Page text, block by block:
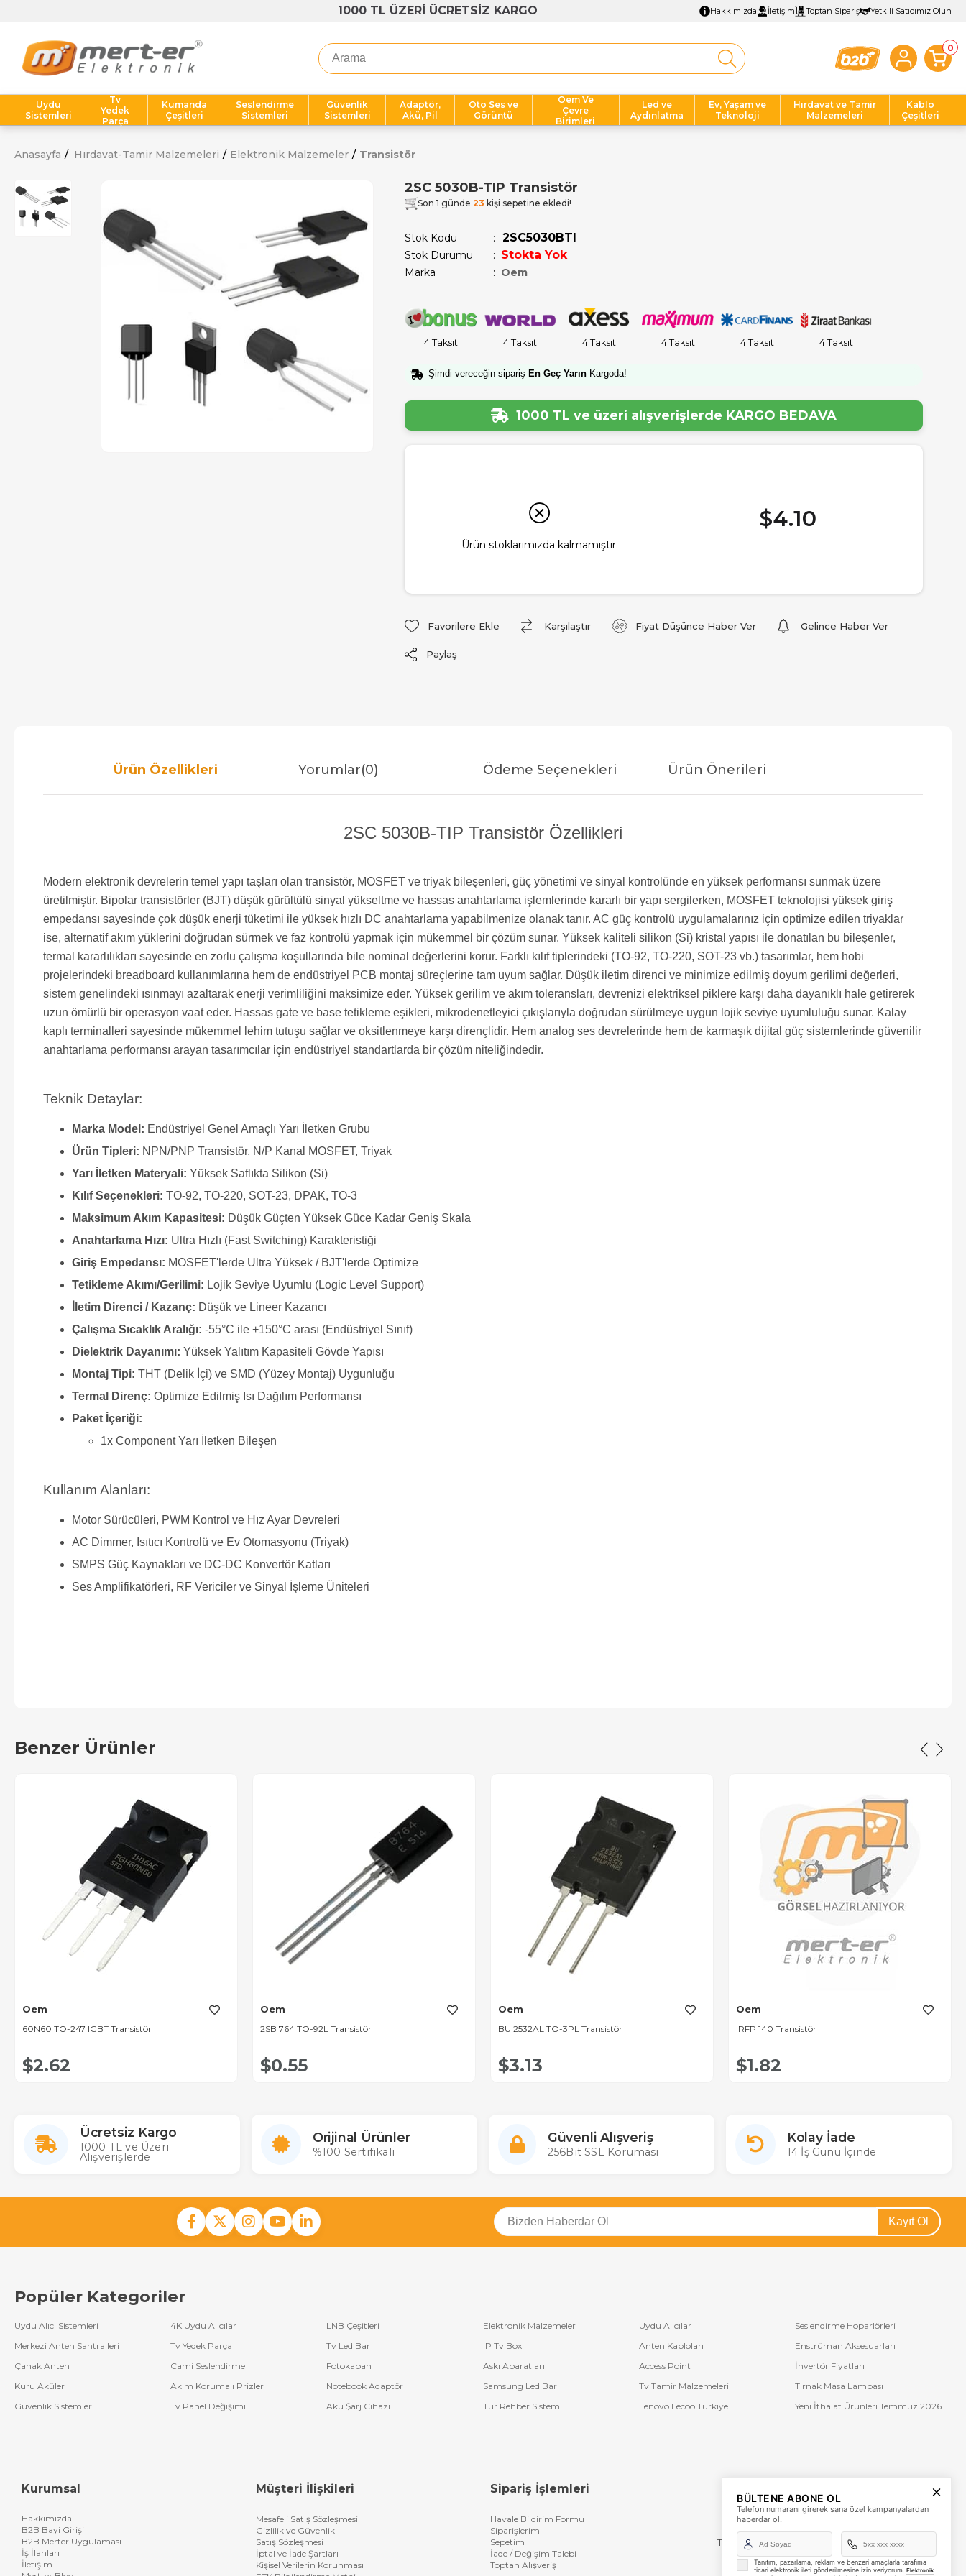
1000 TL ÜZERİ ÜCRETSİZ KARGO Hakkımızda İletişim Toptan Sipariş Yetkili Satıcımız Olun
0
Uydu
Sistemleri
Tv
Yedek
Parça
Kumanda
Çeşitleri
Seslendirme
Sistemleri
Güvenlik
Sistemleri
Adaptör,
Akü, Pil
Oto Ses ve
Görüntü
Oem Ve
Çevre
Birimleri
Led ve
Aydınlatma
Ev, Yaşam ve
Teknoloji
Hırdavat ve Tamir
Malzemeleri
Kablo
Çeşitleri
Anasayfa Hırdavat-Tamir Malzemeleri Elektronik Malzemeler Transistör
2SC 5030B-TIP Transistör
Son 1 günde 23 kişi sepetine ekledi!
Stok Kodu 2SC5030BTI
Stok Durumu : Stokta Yok
Marka : Oem
4 Taksit 4 Taksit 4 Taksit 4 Taksit 4 Taksit 4 Taksit
Şimdi vereceğin sipariş En Geç Yarın Kargoda!
1000 TL ve üzeri alışverişlerde KARGO BEDAVA
Ürün stoklarımızda kalmamıştır.
$4.10
Favorilere Ekle Karşılaştır Fiyat Düşünce Haber Ver Gelince Haber Ver
Paylaş
Ürün Özellikleri Yorumlar(0) Ödeme Seçenekleri Ürün Önerileri
2SC 5030B-TIP Transistör Özellikleri
Modern elektronik devrelerin temel yapı taşları olan transistör, MOSFET ve triyak bileşenleri, güç yönetimi ve sinyal kontrolünde en yüksek performansı sunmak üzere
üretilmiştir. Bipolar transistörler (BJT) düşük gürültülü sinyal yükseltme ve hassas anahtarlama işlemlerinde kararlı bir yapı sergilerken, MOSFET teknolojisi yüksek giriş
empedansı sayesinde çok düşük enerji tüketimi ile yüksek hızlı DC anahtarlama yapabilmenize olanak tanır. AC güç kontrolü uygulamalarınız için optimize edilen triyaklar
ise, alternatif akım yüklerini doğrudan sürmek ve faz kontrolü yapmak için mükemmel bir çözüm sunar. Yüksek kaliteli silikon (Si) kristal yapısı ile donatılan bu bileşenler,
termal kararlılıkları sayesinde en zorlu çalışma koşullarında bile nominal değerlerini korur. Farklı kılıf tiplerindeki (TO-92, TO-220, SOT-23 vb.) tasarımlar, hem hobi
projelerindeki breadboard kullanımlarına hem de endüstriyel PCB montaj süreçlerine tam uyum sağlar. Düşük iletim direnci ve minimize edilmiş doyum gerilimi değerleri,
sistem genelindeki ısınmayı azaltarak enerji verimliliğini maksimize eder. Yüksek gerilim ve akım toleransları, devrenizi elektriksel piklere karşı daha dayanıklı hale getirerek
uzun ömürlü bir operasyon vaat eder. Hassas gate ve base tetikleme eşikleri, mikrodenetleyici çıkışlarıyla doğrudan sürülmeye uygun lojik seviye uyumluluğu sunar. Kalay
kaplı terminalleri sayesinde mükemmel lehim tutuşu sağlar ve oksitlenmeye karşı dirençlidir. Hem analog ses devrelerinde hem de karmaşık dijital güç sistemlerinde güvenilir
anahtarlama performansı arayan tasarımcılar için endüstriyel standartlarda bir çözüm niteliğindedir.
Teknik Detaylar:
Marka Model: Endüstriyel Genel Amaçlı Yarı İletken Grubu
Ürün Tipleri: NPN/PNP Transistör, N/P Kanal MOSFET, Triyak
Yarı İletken Materyali: Yüksek Saflıkta Silikon (Si)
Kılıf Seçenekleri: TO-92, TO-220, SOT-23, DPAK, TO-3
Maksimum Akım Kapasitesi: Düşük Güçten Yüksek Güce Kadar Geniş Skala
Anahtarlama Hızı: Ultra Hızlı (Fast Switching) Karakteristiği
Giriş Empedansı: MOSFET'lerde Ultra Yüksek / BJT'lerde Optimize
Tetikleme Akımı/Gerilimi: Lojik Seviye Uyumlu (Logic Level Support)
İletim Direnci / Kazanç: Düşük ve Lineer Kazancı
Çalışma Sıcaklık Aralığı: -55°C ile +150°C arası (Endüstriyel Sınıf)
Dielektrik Dayanımı: Yüksek Yalıtım Kapasiteli Gövde Yapısı
Montaj Tipi: THT (Delik İçi) ve SMD (Yüzey Montaj) Uygunluğu
Termal Direnç: Optimize Edilmiş Isı Dağılım Performansı
Paket İçeriği:
1x Component Yarı İletken Bileşen
Kullanım Alanları:
Motor Sürücüleri, PWM Kontrol ve Hız Ayar Devreleri
AC Dimmer, Isıtıcı Kontrolü ve Ev Otomasyonu (Triyak)
SMPS Güç Kaynakları ve DC-DC Konvertör Katları
Ses Amplifikatörleri, RF Vericiler ve Sinyal İşleme Üniteleri
Benzer Ürünler
Oem
60N60 TO-247 IGBT Transistör
$2.62
Oem
2SB 764 TO-92L Transistör
$0.55
Oem
BU 2532AL TO-3PL Transistör
$3.13
Oem
IRFP 140 Transistör
$1.82
Ücretsiz Kargo
1000 TL ve Üzeri
Alışverişlerde
Orijinal Ürünler
%100 Sertifikalı
Güvenli Alışveriş
256Bit SSL Koruması
Kolay İade
14 İş Günü İçinde
Kayıt Ol
Popüler Kategoriler
Uydu Alıcı Sistemleri 4K Uydu Alıcılar LNB Çeşitleri Elektronik Malzemeler Uydu Alıcılar
Seslendirme Hoparlörleri
Merkezi Anten Santralleri
Tv Yedek Parça Tv Led Bar IP Tv Box Anten Kabloları
Enstrüman Aksesuarları
Çanak Anten
Cami Seslendirme Fotokapan Askı Aparatları Access Point
İnvertör Fiyatları
Kuru Aküler
Akım Korumalı Prizler Notebook Adaptör Samsung Led Bar Tv Tamir Malzemeleri
Tırnak Masa Lambası
Güvenlik Sistemleri
Tv Panel Değişimi Akü Şarj Cihazı Tur Rehber Sistemi Lenovo Lecoo Türkiye Yeni İthalat Ürünleri Temmuz 2026
Kurumsal
Hakkımızda
B2B Bayi Girişi
B2B Merter Uygulaması
İş İlanları
İletişim
Müşteri İlişkileri
Mesafeli Satış Sözleşmesi
Gizlilik ve Güvenlik
Satış Sözleşmesi
İptal ve İade Şartları
Kişisel Verilerin Korunması
Sipariş İşlemleri
Havale Bildirim Formu
Siparişlerim
Sepetim
İade / Değişim Talebi
Toptan Alışveriş
+90 (850) 473 08 08
Tevfik Bey Mah. Dr. Ali Demir Cd. No:51 Kat:2 Kobi İş
Merkezi
Küçükçekmece / İstanbul
BÜLTENE ABONE OL
Telefon numaranı girerek sana özel kampanyalardan
haberdar ol.
Tanıtım, pazarlama, reklam ve benzeri amaçlarla tarafıma
ticari elektronik ileti gönderilmesine izin veriyorum. Elektronik